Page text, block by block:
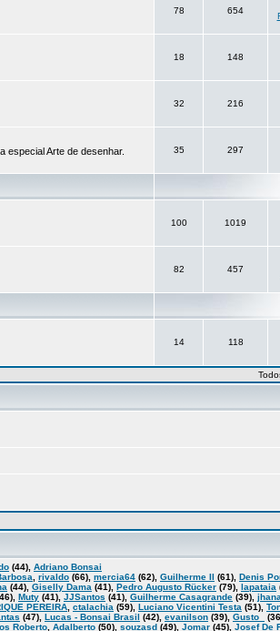
78 654
18 148
32 216
especial Arte de desenhar. 35 297
100 1019
82 457
14 118
(44), Adriano Bonsai
rivaldo (66), mercia64 (62), Guilherme II (61), Denis
(44), Giselly Dama (41), Pedro Augusto Rücker (79), lapataia
Muty (41), JJSantos (41), Guilherme Casagrande (39), jhana
PEREIRA ctalachia (59), Luciano Vicentini Testa (51),
(47), Lucas - Bonsai Brasil (42), evanilson (39), Gusto_
Roberto Adalberto (50), souzasd (49), Jomar (45), Josef De